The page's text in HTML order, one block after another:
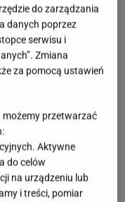
w 20 minut.
Placek z patelni
ale ich
smak.
ponieważ od
do zarządzania
danych poprzez
serwisu i
Zmiana
za pomocą ustawień
możemy przetwarzać
Aktywne
do celów
na urządzeniu lub
i treści, pomiar